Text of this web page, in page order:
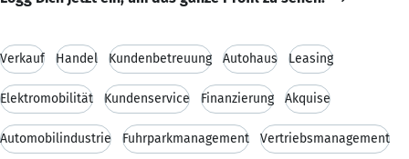
Verkauf Handel Kundenbetreuung Autohaus Leasing
Elektromobilität Kundenservice Finanzierung Akquise
Automobilindustrie Fuhrparkmanagement Vertriebsmanagement